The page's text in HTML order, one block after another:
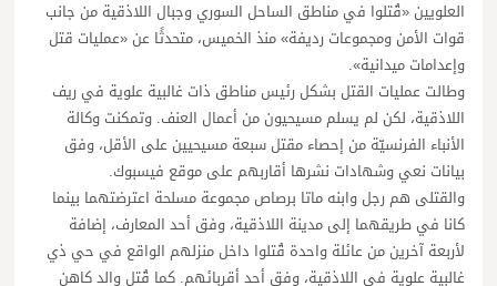
العلويين «قُتلوا في مناطق الساحل السوري وجبال اللاذقية من جانب
قوات الأمن ومجموعات رديفة» منذ الخميس، متحدثًا عن «عمليات قتل
وإعدامات ميدانية».
وطالت عمليات القتل بشكل رئيس مناطق ذات غالبية علوية في ريف
اللاذقية، لكن لم يسلم مسيحيون من أعمال العنف. وتمكنت وكالة
الأنباء الفرنسيّة من إحصاء مقتل سبعة مسيحيين على الأقل، وفق
بيانات نعي وشهادات نشرها أقاربهم على موقع فيسبوك.
والقتلى هم رجل وابنه ماتا برصاص مجموعة مسلحة اعترضتهما بينما
كانا في طريقهما إلى مدينة اللاذقية، وفق أحد المعارف، إضافة
لأربعة آخرين من عائلة واحدة قُتلوا داخل منزلهم الواقع في حي ذي
غالبية علوية في اللاذقية، وفق أحد أقربائهم. كما قُتل والد كاهن